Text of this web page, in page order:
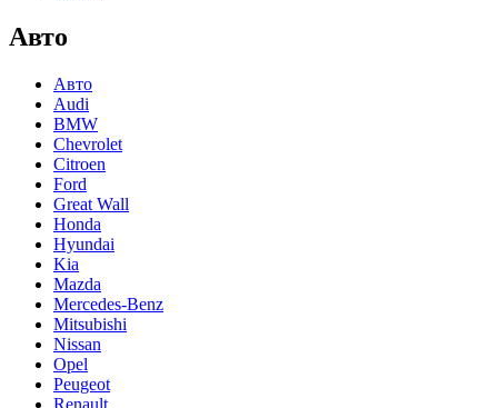
Авто
Авто
Audi
BMW
Chevrolet
Citroen
Ford
Great Wall
Honda
Hyundai
Kia
Mazda
Mercedes-Benz
Mitsubishi
Nissan
Opel
Peugeot
Renault